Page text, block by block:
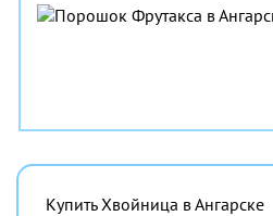
Купить Хвойница в Ангарске